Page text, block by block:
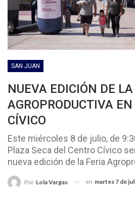
SAN JUAN
NUEVA EDICIÓN DE
AGROPRODUCTIVA
CÍVICO
Este miércoles 8 de julio, de
Plaza Seca del Centro Cívico
nueva edición de la Feria
Por Lola Vargas en martes 7 de